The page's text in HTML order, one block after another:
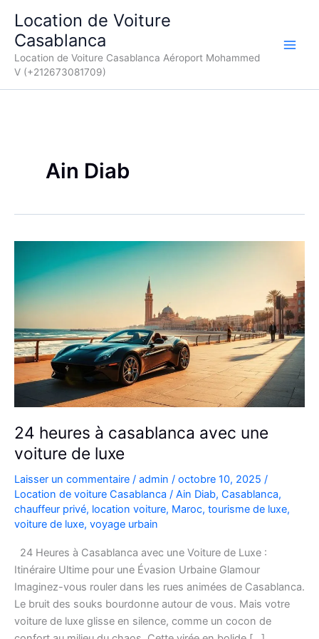
contenu
Location de Voiture
Casablanca
Location de Voiture Casablanca Aéroport Mohammed
V (+212673081709)
Ain Diab
24 heures à casablanca avec une
voiture de luxe
Laisser un commentaire / admin / octobre 10, 2025 /
Location de voiture Casablanca / Ain Diab, Casablanca,
chauffeur privé, location voiture, Maroc, tourisme de luxe,
voiture de luxe, voyage urbain
24 Heures à Casablanca avec une Voiture de Luxe :
Itinéraire Ultime pour une Évasion Urbaine Glamour
Imaginez-vous rouler dans les rues animées de Casablanca.
Le bruit des souks bourdonne autour de vous. Mais votre
voiture de luxe glisse en silence, comme un cocon de